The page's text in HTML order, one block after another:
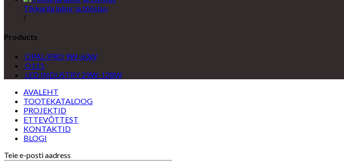
Tikkurila labor ja tööstus
/
Products
OPAL/PRO 9W-60W
O111
LED INDUSTRY 29W-128W
AVALEHT
TOOTEKATALOOG
PROJEKTID
ETTEVÕTTEST
KONTAKTID
BLOGI
Teie e-posti aadress